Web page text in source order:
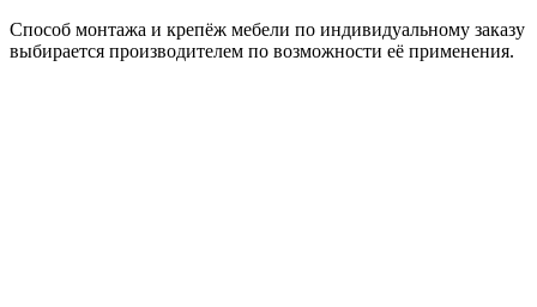
Способ монтажа и крепёж мебели по индивидуальному заказу
выбирается производителем по возможности её применения.